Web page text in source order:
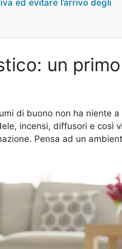
ed evitare l’arrivo degli
un primo
di buono non ha niente a
incensi, diffusori e così
Pensa ad un